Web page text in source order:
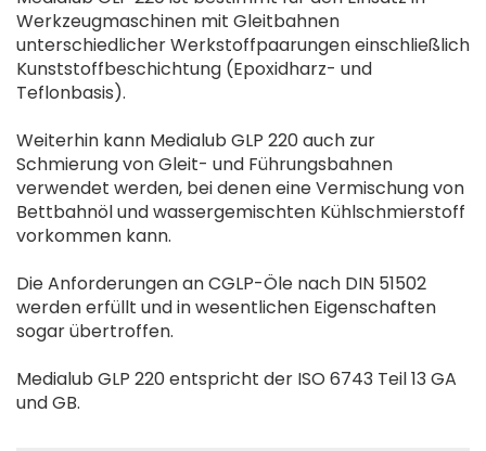
Werkzeugmaschinen mit Gleitbahnen
unterschiedlicher Werkstoffpaarungen einschließlich
Kunststoffbeschichtung (Epoxidharz- und
Teflonbasis).
Weiterhin kann Medialub GLP 220 auch zur
Schmierung von Gleit- und Führungsbahnen
verwendet werden, bei denen eine Vermischung von
Bettbahnöl und wassergemischten Kühlschmierstoff
vorkommen kann.
Die Anforderungen an CGLP-Öle nach DIN 51502
werden erfüllt und in wesentlichen Eigenschaften
sogar übertroffen.
Medialub GLP 220 entspricht der ISO 6743 Teil 13 GA
und GB.